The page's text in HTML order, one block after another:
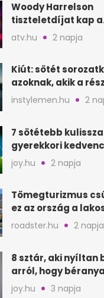
Woody Harrelson
tiszteletdíjat kap a
Szarajevói
atv.hu 2 napja
Kiút: sötét
azoknak, akik a
keresik
instylemen.hu 2
7 sötétebb
gyerekkori kedvenc
filmjeinkről a Joy
joy.hu 2 napja
Tömegturizmus
ez az ország a
kétszeresét fogadja
roadster.hu 2 napja
8 sztár, aki nyíltan
arról, hogy béranya
segítette a
joy.hu 3 napja